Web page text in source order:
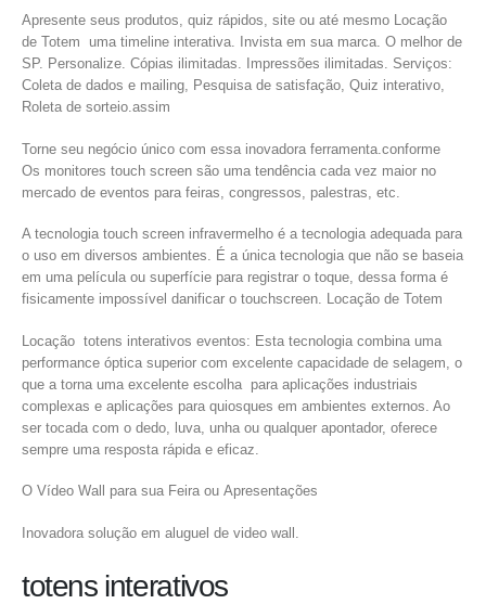
Apresente seus produtos, quiz rápidos, site ou até mesmo Locação
de Totem uma timeline interativa. Invista em sua marca. O melhor de
SP. Personalize. Cópias ilimitadas. Impressões ilimitadas. Serviços:
Coleta de dados e mailing, Pesquisa de satisfação, Quiz interativo,
Roleta de sorteio.assim
Torne seu negócio único com essa inovadora ferramenta.conforme
Os monitores touch screen são uma tendência cada vez maior no
mercado de eventos para feiras, congressos, palestras, etc.
A tecnologia touch screen infravermelho é a tecnologia adequada para
o uso em diversos ambientes. É a única tecnologia que não se baseia
em uma película ou superfície para registrar o toque, dessa forma é
fisicamente impossível danificar o touchscreen. Locação de Totem
Locação totens interativos eventos: Esta tecnologia combina uma
performance óptica superior com excelente capacidade de selagem, o
que a torna uma excelente escolha para aplicações industriais
complexas e aplicações para quiosques em ambientes externos. Ao
ser tocada com o dedo, luva, unha ou qualquer apontador, oferece
sempre uma resposta rápida e eficaz.
O Vídeo Wall para sua Feira ou Apresentações
Inovadora solução em aluguel de video wall.
totens interativos